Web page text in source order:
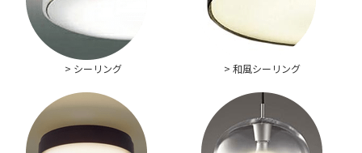
> シーリング > 和風シーリング